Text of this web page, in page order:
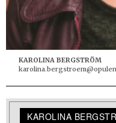
KAROLINA BERGSTRÖM
KAROLINA